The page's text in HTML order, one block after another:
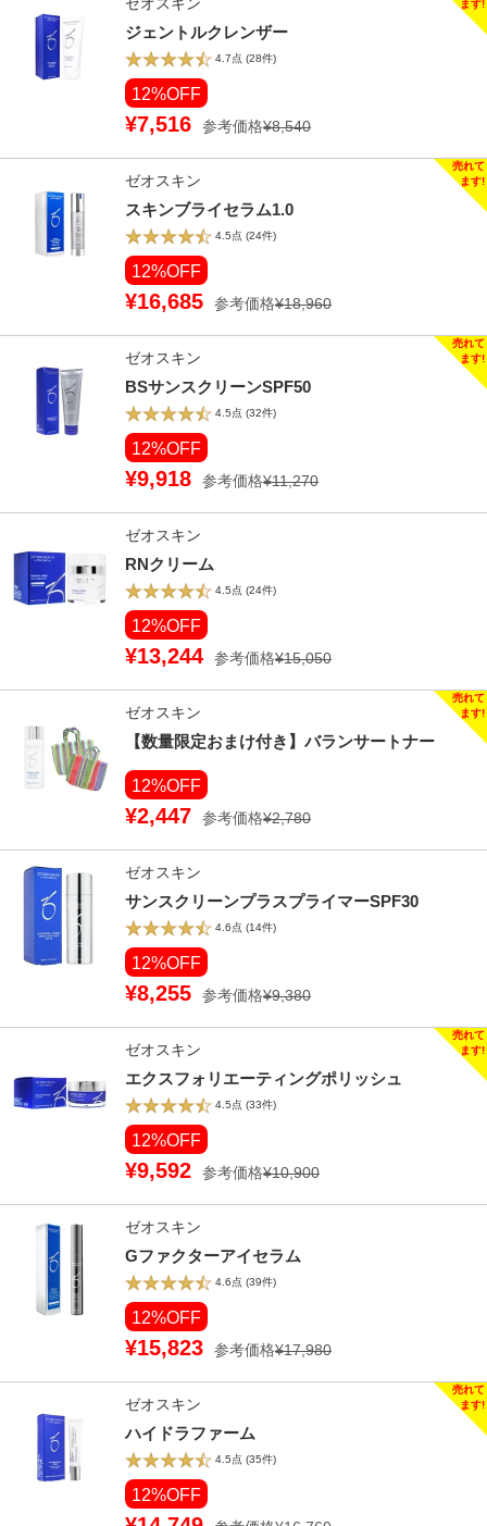
ジェントルクレンザー
4.7点 (28件)
12%OFF
¥7,516 参考価格¥8,540
ゼオスキン
スキンブライセラム1.0
4.5点 (24件)
12%OFF
¥16,685 参考価格¥18,960
ゼオスキン
BSサンスクリーンSPF50
4.5点 (32件)
12%OFF
¥9,918 参考価格¥11,270
ゼオスキン
RNクリーム
4.5点 (24件)
12%OFF
¥13,244 参考価格¥15,050
ゼオスキン
【数量限定おまけ付き】バランサートナー
12%OFF
¥2,447 参考価格¥2,780
ゼオスキン
サンスクリーンプラスプライマーSPF30
4.6点 (14件)
12%OFF
¥8,255 参考価格¥9,380
ゼオスキン
エクスフォリエーティングポリッシュ
4.5点 (33件)
12%OFF
¥9,592 参考価格¥10,900
ゼオスキン
Gファクターアイセラム
4.6点 (39件)
12%OFF
¥15,823 参考価格¥17,980
ゼオスキン
ハイドラファーム
4.5点 (35件)
12%OFF